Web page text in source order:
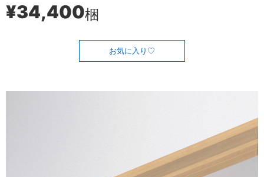
¥34,400梱
お気に入り